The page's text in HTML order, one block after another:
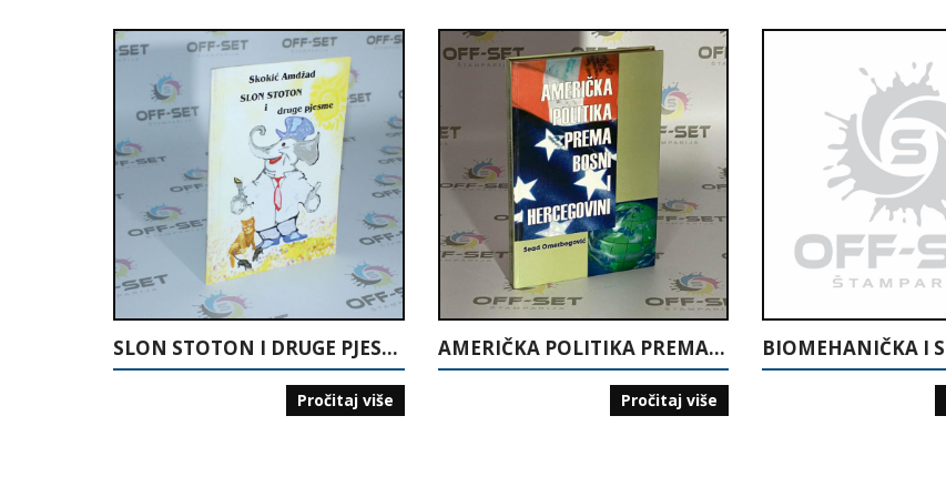
SLON STOTON I DRUGE PJESME
Pročitaj više
AMERIČKA POLITIKA PREMA BOSNI I HERCEGOVINI
Pročitaj više